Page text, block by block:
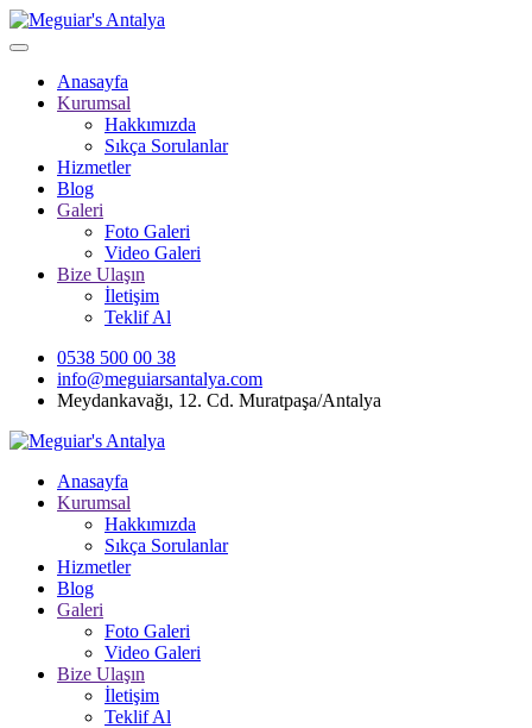
Anasayfa
Kurumsal
Hakkımızda
Sıkça Sorulanlar
Hizmetler
Blog
Galeri
Foto Galeri
Video Galeri
Bize Ulaşın
İletişim
Teklif Al
0538 500 00 38
info@meguiarsantalya.com
Meydankavağı, 12. Cd. Muratpaşa/Antalya
Anasayfa
Kurumsal
Hakkımızda
Sıkça Sorulanlar
Hizmetler
Blog
Galeri
Foto Galeri
Video Galeri
Bize Ulaşın
İletişim
Teklif Al